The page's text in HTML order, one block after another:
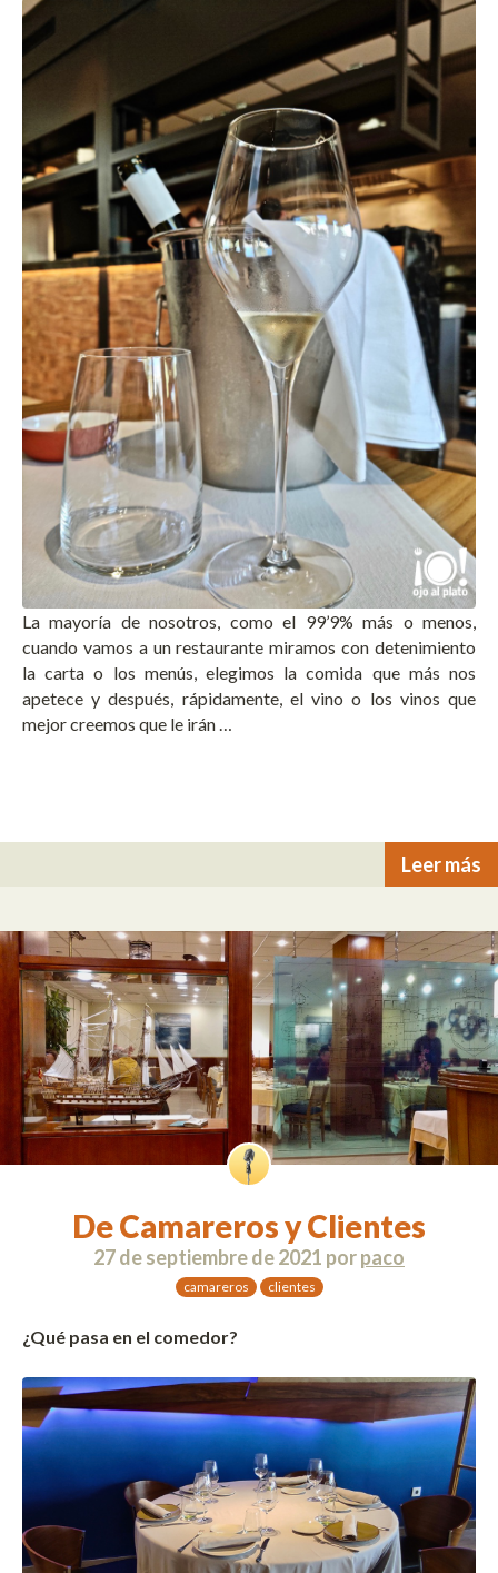
La mayoría de nosotros, como el 99’9% más o menos,
cuando vamos a un restaurante miramos con detenimiento
la carta o los menús, elegimos la comida que más nos
apetece y después, rápidamente, el vino o los vinos que
mejor creemos que le irán …
Leer más
De Camareros y Clientes
27 de septiembre de 2021 porpaco
camareros clientes
¿Qué pasa en el comedor?